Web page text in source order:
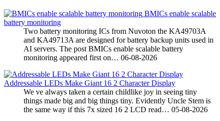
BMICs enable scalable
battery monitoring
Two battery monitoring ICs from Nuvoton the KA49703A
and KA49713A are designed for battery backup units used in
AI servers. The post BMICs enable scalable battery
monitoring appeared first on… 06-08-2026
Addressable LEDs Make Giant 16 2 Character Display
We ve always taken a certain childlike joy in seeing tiny
things made big and big things tiny. Evidently Uncle Stem is
the same way if this 7x sized 16 2 LCD read… 05-08-2026